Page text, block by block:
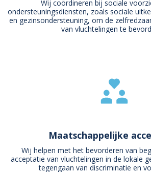
Wij coördineren bij sociale
ondersteuningsdiensten, zoals sociale
en gezinsondersteuning, om de
van vluchtelingen te
Maatschappelijke
Wij helpen met het bevorderen van
acceptatie van vluchtelingen in de lokale
tegengaan van discriminatie en